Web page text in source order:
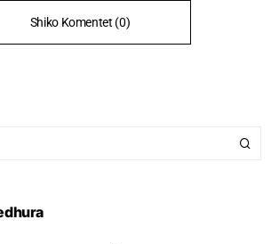
Shiko Komentet (0)